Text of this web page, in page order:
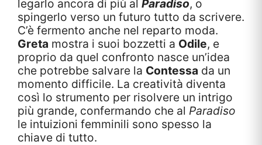
legarlo ancora di più al Paradiso, o
spingerlo verso un futuro tutto da scrivere.
C’è fermento anche nel reparto moda.
Greta mostra i suoi bozzetti a Odile, e
proprio da quel confronto nasce un’idea
che potrebbe salvare la Contessa da un
momento difficile. La creatività diventa
così lo strumento per risolvere un intrigo
più grande, confermando che al Paradiso
le intuizioni femminili sono spesso la
chiave di tutto.